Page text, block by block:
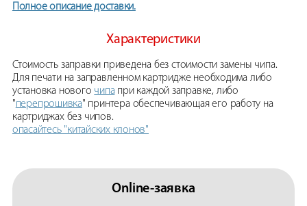
Полное описание доставки.
Характеристики
Стоимость заправки приведена без стоимости замены чипа.
Для печати на заправленном картридже необходима либо
установка нового чипапри каждой заправке, либо
"перепрошивка" принтера обеспечивающая его работу на
картриджах без чипов.
опасайтесь "китайских клонов"
Online-заявка